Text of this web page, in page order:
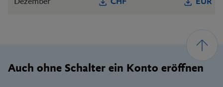
Auch ohne Schalter ein Konto eröffnen